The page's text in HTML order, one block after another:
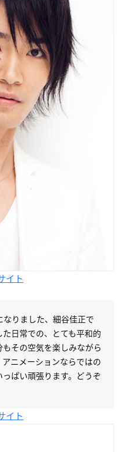
イト
りました、細谷佳正で
日常での、とても平和的
その空気を楽しみながら
ニメーションならではの
ぱい頑張ります。どうぞ
イト